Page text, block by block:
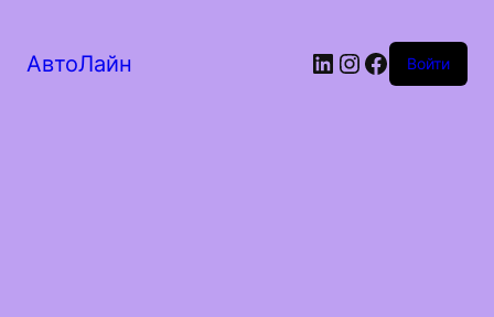
АвтоЛайн LinkedIn
Instagram
Facebook
Войти